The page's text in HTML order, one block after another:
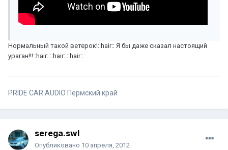
Нормальный такой ветерок!::hair:: Я бы даже сказал настоящий
ураган!!!::hair::::hair::::hair::
PRIDE CAR AUDIO Пермский край
serega.swl
Опубликовано 10 апреля, 2012